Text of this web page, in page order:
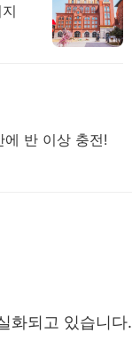
반 이상 충전!
화되고 있습니다.